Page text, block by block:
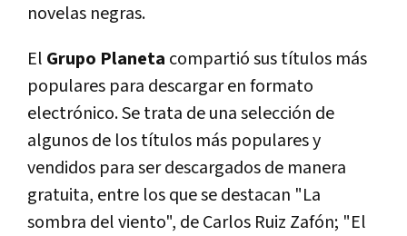
novelas negras.
El Grupo Planeta compartió sus títulos más
populares para descargar en formato
electrónico. Se trata de una selección de
algunos de los títulos más populares y
vendidos para ser descargados de manera
gratuita, entre los que se destacan "La
sombra del viento", de Carlos Ruiz Zafón; "El